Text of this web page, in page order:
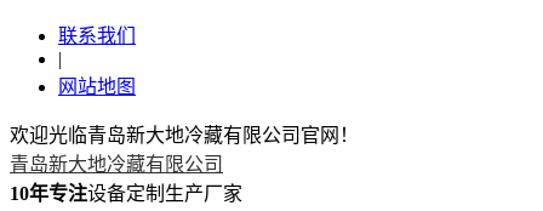
联系我们
|
网站地图
欢迎光临青岛新大地冷藏有限公司官网！
青岛新大地冷藏有限公司
10年专注设备定制生产厂家